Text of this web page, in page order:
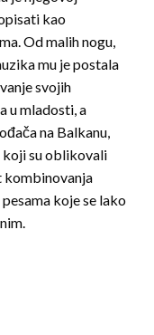
kao
Od malih nogu,
mu je postala
svojih
u mladosti, a
na Balkanu,
su oblikovali
kombinovanja
koje se lako